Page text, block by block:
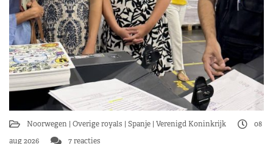
Noorwegen Overige royals Spanje Verenigd Koninkrijk
08
aug 2026
7 reacties